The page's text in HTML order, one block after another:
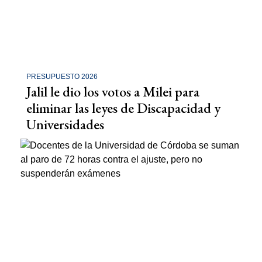
PRESUPUESTO 2026
Jalil le dio los votos a Milei para
eliminar las leyes de Discapacidad y
Universidades